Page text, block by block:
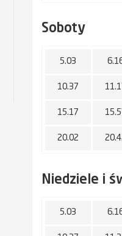
Soboty
5.03
10.37
15.17
20.02
Niedziele i
5.03